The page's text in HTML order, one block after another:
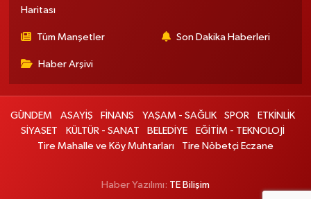
Haritası
Tüm Manşetler Son Dakika Haberleri
Haber Arşivi
GÜNDEM ASAYİŞ FİNANS YAŞAM - SAĞLIK SPOR
ETKİNLİK
SİYASET
KÜLTÜR - SANAT BELEDİYE
EĞİTİM - TEKNOLOJİ
Tire Mahalle ve Köy Muhtarları
Tire Nöbetçi Eczane
Haber Yazılımı: TE Bilişim